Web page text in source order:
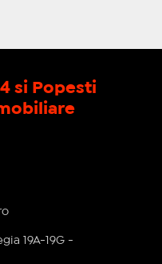
si Popesti
19A-19G -